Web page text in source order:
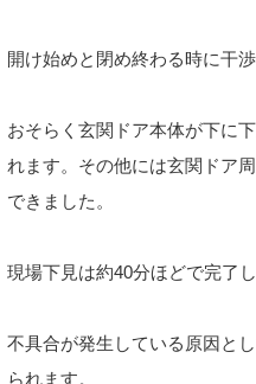
開け始めと閉め終わる時に干
おそらく玄関ドア本体が下に
れます。その他には玄関ドア
できました。
現場下見は約40分ほどで完了し
不具合が発生している原因と
られます。